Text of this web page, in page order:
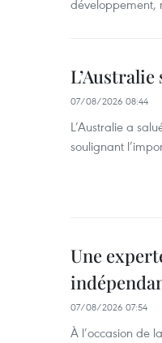
développement,
07/08/2026 08:44
L’Australie a
soulignant
Une
07/08/2026 07:54
À l’occasion de